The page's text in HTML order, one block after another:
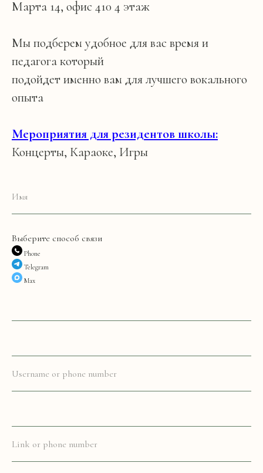
Марта 14, офис 410 4 этаж
Мы подберем удобное для вас время и
педагога который
подойдет именно вам для лучшего вокального
опыта
Мероприятия для резидентов школы:
Концерты, Караоке, Игры
Выберите способ связи
Phone
Telegram
Max